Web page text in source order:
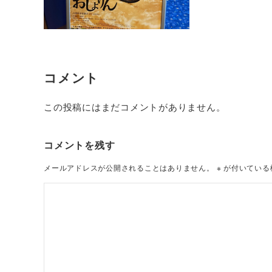
コメント
この投稿にはまだコメントがありません。
コメントを残す
メールアドレスが公開されることはありません。 ※ が付いてい